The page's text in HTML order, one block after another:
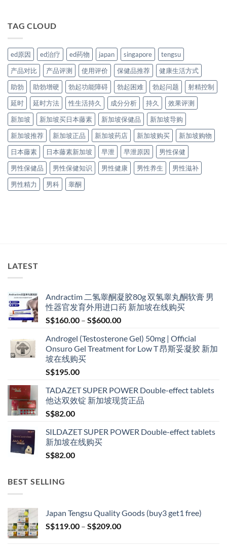
TAG CLOUD
ed原因 ed治疗 ed药物 japan singapore
tengsu
产品对比
产品评测 使用评价 保健品推荐
健康生活方式
助勃
助勃增硬 勃起功能障碍 勃起困难 勃起问题
射精控制
延时
延时方法 性生活持久 成分分析 持久
效果评测
新加坡
新加坡买日本藤素 新加坡保健品
新加坡导购
新加坡推荐
新加坡正品 新加坡药店 新加坡购买
新加坡购物
日本藤素
日本藤素新加坡 早泄 早泄原因
男性保健
男性保健品
男性保健知识 男性健康 男性养生
男性滋补
男性精力
男科 睾酮
LATEST
Andractim 二氢睾酮凝胶80g 双氢睾丸酮软膏 男
性器官发育外用进口药 新加坡在线购买
S$160.00 – S$600.00Price
S$160.00
through
Androgel (Testosterone Gel) 50mg | Official
Onsuro Gel Treatment for Low T 昂斯妥凝胶 新加
坡在线购买
S$195.00
TADAZET SUPER POWER Double-effect tablets
他达双效锭 新加坡现货正品
S$82.00
SILDAZET SUPER POWER Double-effect tablets
新加坡在线购买
S$82.00
BEST SELLING
Japan Tengsu Quality Goods (buy3 get1 free)
S$119.00 – S$209.00Price